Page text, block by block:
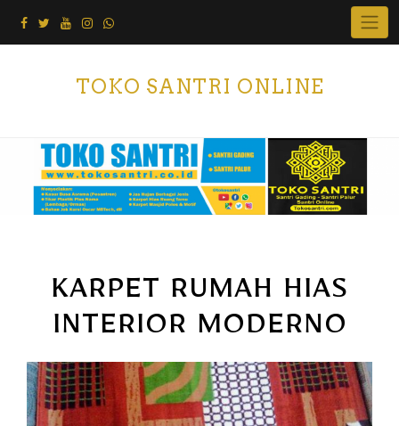
TOKO SANTRI ONLINE
KARPET RUMAH HIAS
INTERIOR MODERNO